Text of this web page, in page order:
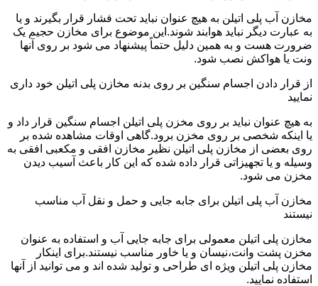
مخازن آب پلی اتیلن به هیچ عنوان نباید تحت فشار قرار بگیرند و یا
به عبارت دیگر نباید هوابند شوند.این موضوع برای مخازن حجیم یک
ضرورت هست و به همین دلیل حتماً پیشنهاد می شود بر روی آنها
ونت یا هواکش نصب شود.
از قرار دادن اجسام سنگین بر روی بدنه مخازن پلی اتیلن خود داری
نمایید
به هیچ عنوان نباید بر روی مخزن پلی اتیلن اجسام سنگین قرار داد و
یا اینکه شخصی بر روی مخزن برود.گاهی اوقات مشاهده شده بر
روی بعضی از مخازن پلی اتیلن نظیر مخازن افقی و مکعبی افقی به
وسیله و یا تجهیزاتی قرار داده شده که این کار باعث آسیب دیدن
مخزن می شود.
مخازن آب پلی اتیلن برای جابه جایی و حمل و نقل آب مناسب
نیستند
مخازن پلی اتیلن معمولی برای جابه جایی آب و استفاده به عنوان
مخزن پشت وانت،نیسان و یا خاور مناسب نیستند.برای اینکار
مخازن پلی اتیلن ویژه ای طراحی و تولید شده اند و می توانید از آنها
استفاده نمایید.